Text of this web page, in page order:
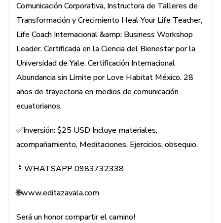
Comunicación Corporativa, Instructora de Talleres de
Transformación y Crecimiento Heal Your Life Teacher,
Life Coach Internacional &amp; Business Workshop
Leader. Certificada en la Ciencia del Bienestar por la
Universidad de Yale. Certificación Internacional
Abundancia sin Límite por Love Habitat México. 28
años de trayectoria en medios de comunicación
ecuatorianos.
✅Inversión: $25 USD Incluye materiales,
acompañamiento, Meditaciones, Ejercicios, obsequio.
📱WHATSAPP 0983732338
🌐www.editazavala.com
Será un honor compartir el camino!